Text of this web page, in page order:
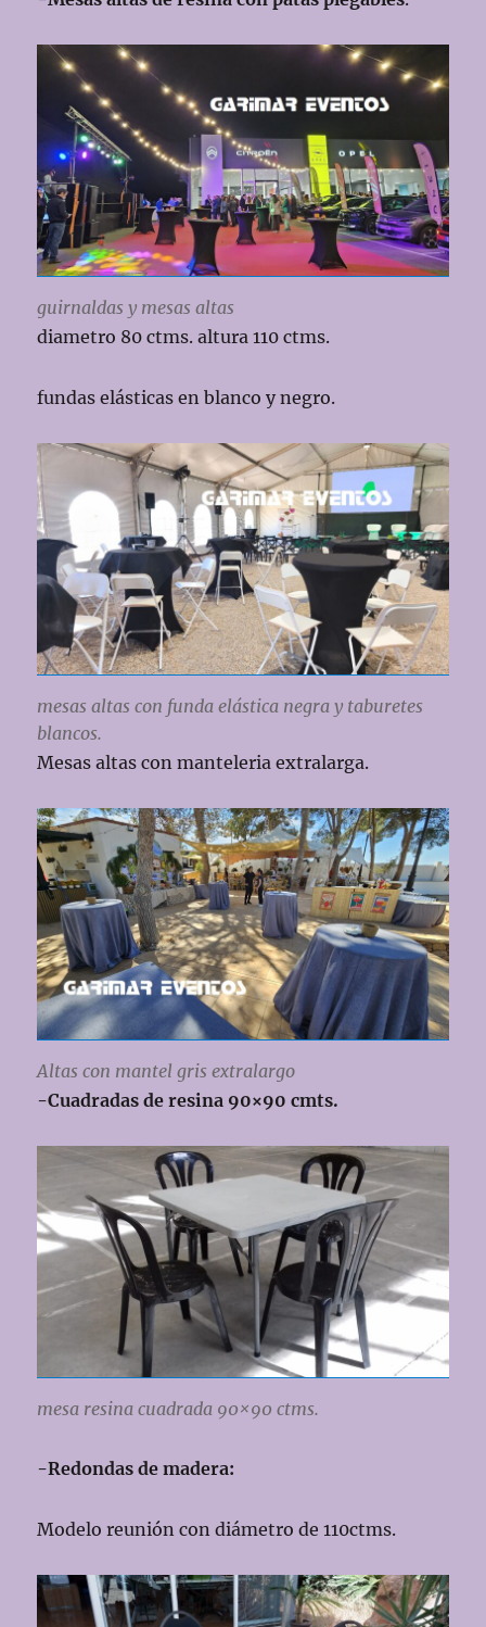
guirnaldas y mesas altas
diametro 80 ctms. altura 110 ctms.
fundas elásticas en blanco y negro.
mesas altas con funda elástica negra y taburetes
blancos.
Mesas altas con manteleria extralarga.
Altas con mantel gris extralargo
-Cuadradas de resina 90×90 cmts.
mesa resina cuadrada 90×90 ctms.
-Redondas de madera:
Modelo reunión con diámetro de 110ctms.